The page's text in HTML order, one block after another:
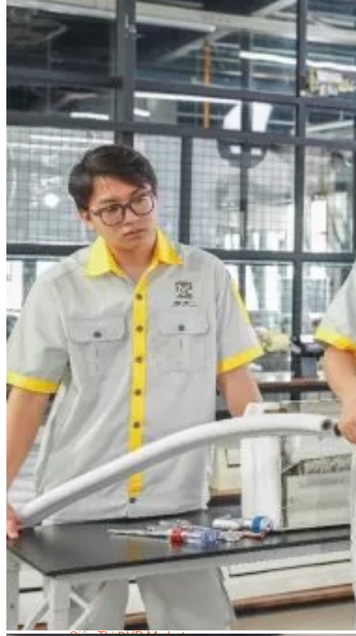
Chuyên Đề Kỹ Năng Sống
Khóa Học Nấu Ăn Cho Bé
Hội Họa Thiếu Nhi
Digital Art For Kids
Khóa Học Thiết Kế Truyện Tranh Ai
Khóa Học Họa Sĩ Ai
Khóa Học Biên Tập Video Với Ai
Mc Nhí
Kỳ Thủ Cờ Vua
Lập Trình Cho Trẻ Em
Robotic trẻ em
Piano Trẻ Em
Thanh Nhạc Trẻ Em
Sơ Cấp Cứu Cho Trẻ Em
Toán Tư Duy
Bếp Gia Đình
Trung Cấp CET
Kỹ Thuật Chế Biến Món Ăn
Kỹ Thuật Làm Bánh
Kỹ Thuật Pha Chế Đồ Uống
Quản Trị Khách Sạn
Quản Lý Kinh Doanh Nhà Hàng Và Dịch Vụ Ăn Uống
Hướng Dẫn Du Lịch
Quản Trị Lữ Hành
Marketing
Tạo Mẫu Và Chăm Sóc Sắc Đẹp
Truyền Thông Đa Phương Tiện
Công Nghệ Thông Tin
An Ninh Mạng
Thiết Kế Đồ Họa
Âm Nhạc
Điện Công Nghiệp Và Dân Dụng
Văn Hóa Phổ Thông
Nâng Cao Năng Lực Tiếng Anh – Chuẩn TOEIC
Tin Tức
HỌC BỔNG 2026
Học kỹ năng
Đào Tạo Nghề
Hoạt Động
Văn Hóa Ẩm Thực Việt Nam
Sự Kiện Hướng Nghiệp Á Âu